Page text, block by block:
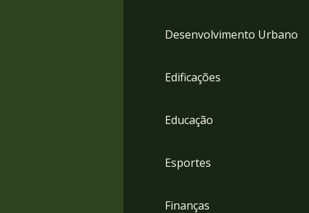
Desenvolvimento Urbano
Edificações
Educação
Esportes
Finanças